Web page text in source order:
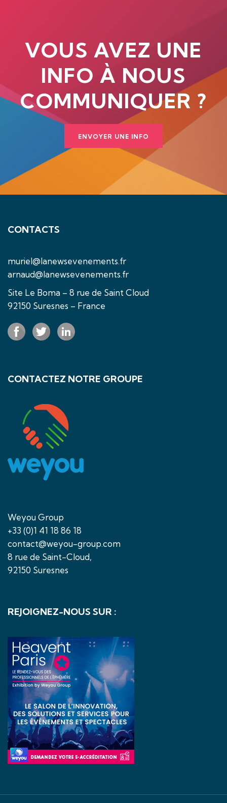
VOUS AVEZ UNE
INFO À NOUS
COMMUNIQUER ?
ENVOYER UNE INFO
CONTACTS
muriel@lanewsevenements.fr
arnaud@lanewsevenements.fr
Site Le Boma – 8 rue de Saint Cloud
92150 Suresnes – France
CONTACTEZ NOTRE GROUPE
Weyou Group
+33 (0)1 41 18 86 18
contact@weyou-group.com
8 rue de Saint-Cloud,
92150 Suresnes
REJOIGNEZ-NOUS SUR :